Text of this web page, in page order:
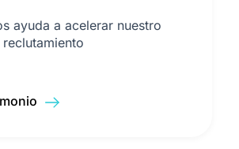
ayuda a acelerar nuestro